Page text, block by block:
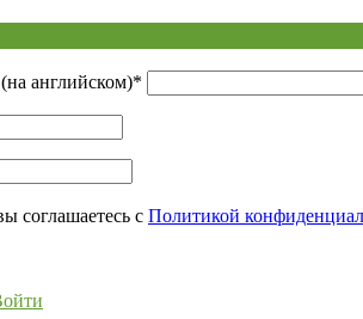
английском)*
соглашаетесь с Политикой